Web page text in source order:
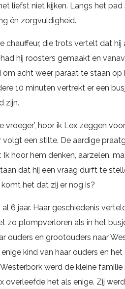
liefst niet kijken. Langs het
én zorgvuldigheid.
chauffeur, die trots vertelt dat hij
hij roosters gemaakt en
acht weer paraat te staan op
10 minuten vertrekt er een
zijn.
vroeger’, hoor ik Lex zeggen
een stilte. De aardige
hoor hem denken, aarzelen,
dat hij een vraag durft te
het dat zij er nog is?
6 jaar. Haar geschiedenis
zo plompverloren als in het
ouders en grootouders naar
kind van haar ouders en het
werd de kleine familie
overleefde het als enige. Zij